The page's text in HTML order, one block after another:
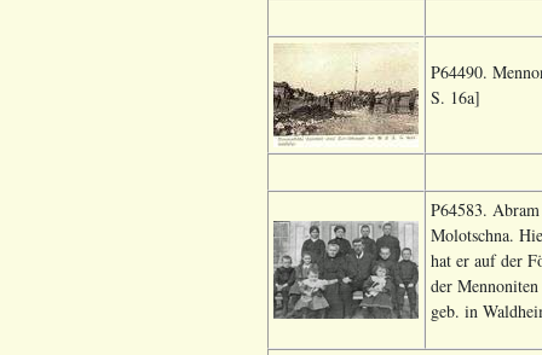
P64490.
S. 16a]
P64583.
Molotschna.
hat er auf der
der
geb. in